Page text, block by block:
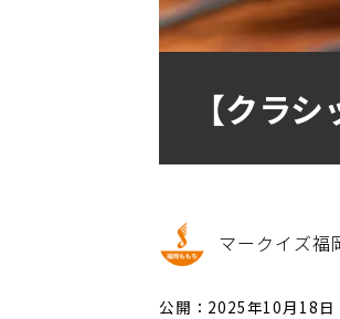
【クラ
マークイズ福
公開：2025年10月18日